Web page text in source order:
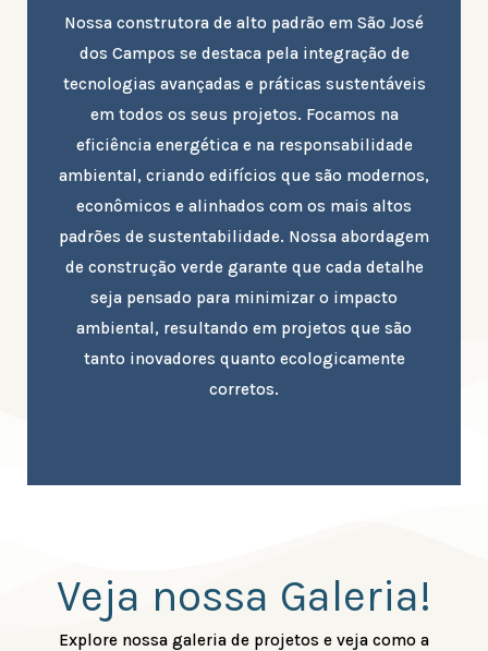
Nossa construtora de alto padrão em São José
dos Campos se destaca pela integração de
tecnologias avançadas e práticas sustentáveis
em todos os seus projetos. Focamos na
eficiência energética e na responsabilidade
ambiental, criando edifícios que são modernos,
econômicos e alinhados com os mais altos
padrões de sustentabilidade. Nossa abordagem
de construção verde garante que cada detalhe
seja pensado para minimizar o impacto
ambiental, resultando em projetos que são
tanto inovadores quanto ecologicamente
corretos.
Veja nossa Galeria!
Explore nossa galeria de projetos e veja como a